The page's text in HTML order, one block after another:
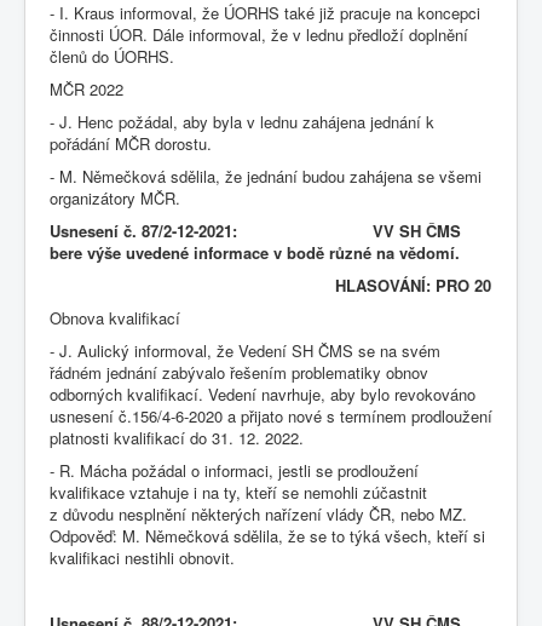
- I. Kraus informoval, že ÚORHS také již pracuje na koncepci
činnosti ÚOR. Dále informoval, že v lednu předloží doplnění
členů do ÚORHS.
MČR 2022
- J. Henc požádal, aby byla v lednu zahájena jednání k
pořádání MČR dorostu.
- M. Němečková sdělila, že jednání budou zahájena se všemi
organizátory MČR.
Usnesení č. 87/2-12-2021: VV SH ČMS
bere výše uvedené informace v bodě různé na vědomí.
HLASOVÁNÍ: PRO 20
Obnova kvalifikací
- J. Aulický informoval, že Vedení SH ČMS se na svém
řádném jednání zabývalo řešením problematiky obnov
odborných kvalifikací. Vedení navrhuje, aby bylo revokováno
usnesení č.156/4-6-2020 a přijato nové s termínem prodloužení
platnosti kvalifikací do 31. 12. 2022.
- R. Mácha požádal o informaci, jestli se prodloužení
kvalifikace vztahuje i na ty, kteří se nemohli zúčastnit
z důvodu nesplnění některých nařízení vlády ČR, nebo MZ.
Odpověď: M. Němečková sdělila, že se to týká všech, kteří si
kvalifikaci nestihli obnovit.